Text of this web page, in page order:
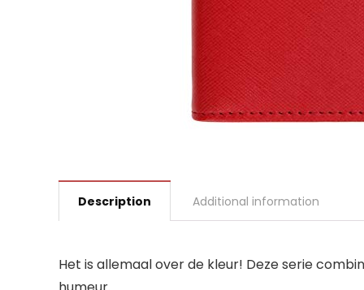
Description Additional information
Het is allemaal over de kleur! Deze serie